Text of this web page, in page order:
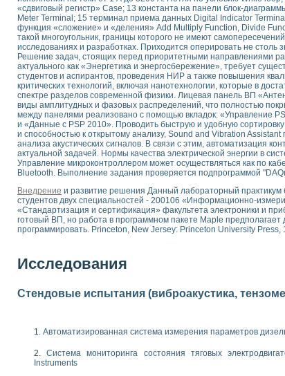
дисперсных продуктов при обработке возмущениями давления
сверхпроводящим соленоидом с биквадрантным источником тока
экспериментальной физики на примере выдающихся
выпадения осадка в реальном времени
цвета модели CIE L*a*b с использованием LabVIEW
характеристик солнечных элементов и модулей
анализа в медицинской эндоскопии
программно - аппаратного комплекса NI - Motion
газовых пузырьков по данным эхолокационного
тиристорным электроприводом
INSTRUMENTS для автоматизации процесса очистки сточных вод
стенда для исследования плазменных процессов синтеза
диагностики плазмы
дифракционные датчики малых перемещений и
свойств сегнетоэлектриков методом тепловых шумов
и развития дефектов в растущем монокристалле карбида
металлообрабатывающих станков
процессов получения дисперсных продуктов на основе
обучающих информационных систем и тренажеров для
и защиты ускорителя ЛУЭ-200
«сдвиговый регистр» Case; 13 константа на панели блок-
Meter Terminal; 15 терминал приема данных Digital Indicator
функция «сложение» и «деления» Add Multiply Function, Divide
такой многоугольник, границы которого не имеют
исследованиях и разработках. Приходится оперировать не
Решение задач, стоящих перед приоритетными направлениями
актуального как «Энергетика и энергосбережение», требует
студентов и аспирантов, проведения НИР а также повышения
критических технологий, включая нанотехнологии, которые в
спектре разделов современной физики. Лицевая панель ВП
виды амплитудных и фазовых распределений, что полностью
между панелями реализовано с помощью вкладок: «Управление
и «Данные с PSP 2010». Проводить быструю и удобную
и способностью к открытому анализу, Sound and Vibration Assistant
анализа акустических сигналов. В связи с этим, автоматизация
актуальной задачей. Нормы качества электрической энергии в
Управление микроконтроллером может осуществляться как по
Bluetooth. Выполнение задания проверяется подпрограммой
Внедрение и развитие решения Данный лабораторный
студентов двух специальностей - 200106 «Информационно-
«Стандартизация и сертификация» факультета электроники и
готовый ВП, но работа в программном пакете Maple
программировать. Princeton, New Jersey: Princeton University Press,
Исследования
Стендовые испытания (виброакустика,
Автоматизированная система измерения параметров
Система мониторинга состояния тяговых
Instruments